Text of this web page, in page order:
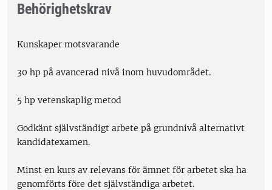
Behörighetskrav
Kunskaper motsvarande
30 hp på avancerad nivå inom huvudområdet.
5 hp vetenskaplig metod
Godkänt självständigt arbete på grundnivå alternativt
kandidatexamen.
Minst en kurs av relevans för ämnet för arbetet ska ha
genomförts före det självständiga arbetet.